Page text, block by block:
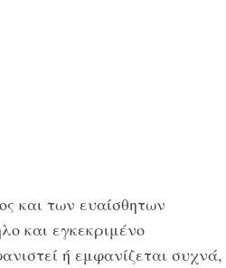
και των ευαίσθητων
και εγκεκριμένο
ή εμφανίζεται συχνά,